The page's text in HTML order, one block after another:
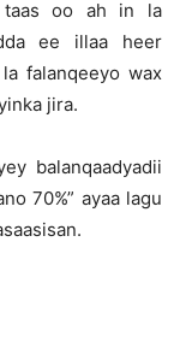
taas oo ah in la
ee illaa heer
falanqeeyo wax
jira.
balanqaadyadii
70%” ayaa lagu